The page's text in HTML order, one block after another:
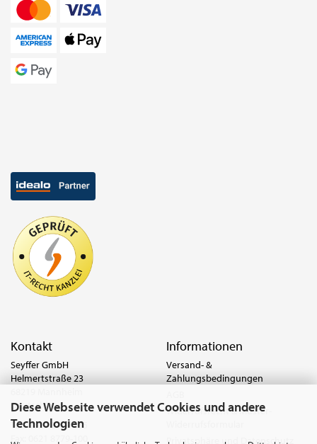
Diese Webseite verwendet Cookies und andere
Technologien
Kontakt
Seyffer GmbH
Helmertstraße 23
Deutschland
Tel.:0621 8779-555
Informationen
Versand- &
Zahlungsbedingungen
Widerrufsrecht & Muster-
Privatsphäre und Datenschutz